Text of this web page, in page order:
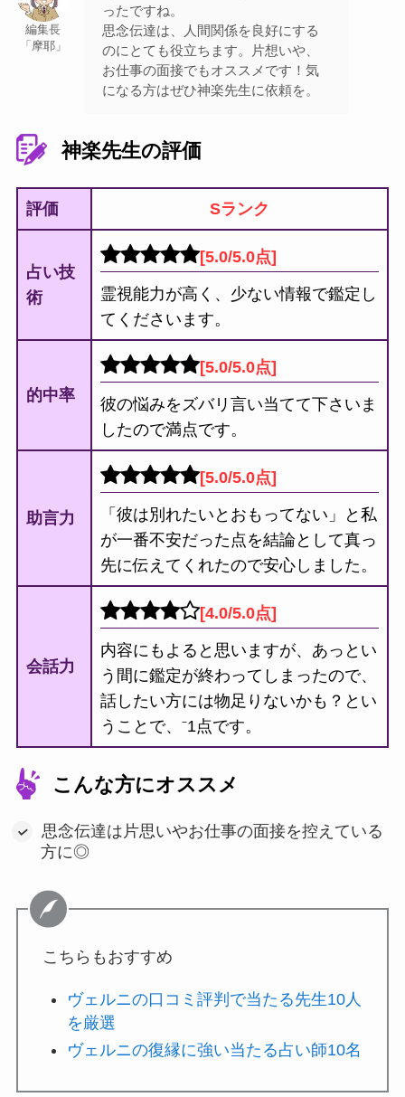
編集長
「摩耶」
ったですね。
思念伝達は、人間関係を良好にする
のにとても役立ちます。片想いや、
お仕事の面接でもオススメです！気
になる方はぜひ神楽先生に依頼を。
神楽先生の評価
評価 Sランク
占い技
術
[5.0/5.0点]
霊視能力が高く、少ない情報で鑑定し
てくださいます。
的中率
[5.0/5.0点]
彼の悩みをズバリ言い当てて下さいま
したので満点です。
助言力
[5.0/5.0点]
「彼は別れたいとおもってない」と私
が一番不安だった点を結論として真っ
先に伝えてくれたので安心しました。
会話力
[4.0/5.0点]
内容にもよると思いますが、あっとい
う間に鑑定が終わってしまったので、
話したい方には物足りないかも？とい
うことで、⁻1点です。
こんな方にオススメ
思念伝達は片思いやお仕事の面接を控えている
方に◎
こちらもおすすめ
ヴェルニの口コミ評判で当たる先生10人
を厳選
ヴェルニの復縁に強い当たる占い師10名